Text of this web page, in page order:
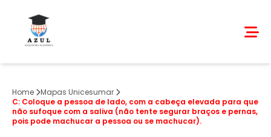
Home
Mapas Unicesumar
C: Coloque a pessoa de lado, com a cabeça elevada para que
não sufoque com a saliva (não tente segurar braços e pernas,
pois pode machucar a pessoa ou se machucar).